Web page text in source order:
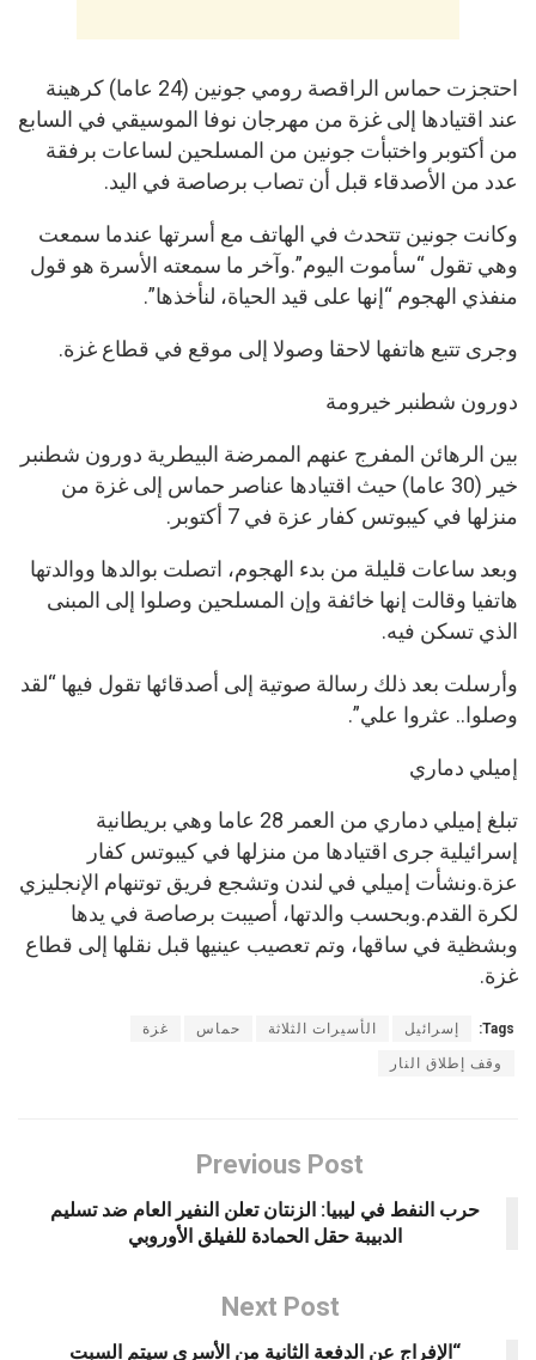
احتجزت حماس الراقصة رومي جونين (24 عاما) كرهينة
عند اقتيادها إلى غزة من مهرجان نوفا الموسيقي في السابع
من أكتوبر واختبأت جونين من المسلحين لساعات برفقة
عدد من الأصدقاء قبل أن تصاب برصاصة في اليد.
وكانت جونين تتحدث في الهاتف مع أسرتها عندما سمعت
وهي تقول “سأموت اليوم”.وآخر ما سمعته الأسرة هو قول
منفذي الهجوم “إنها على قيد الحياة، لنأخذها”.
وجرى تتبع هاتفها لاحقا وصولا إلى موقع في قطاع غزة.
دورون شطنبر خيرومة
بين الرهائن المفرج عنهم الممرضة البيطرية دورون شطنبر
خير (30 عاما) حيث اقتيادها عناصر حماس إلى غزة من
منزلها في كيبوتس كفار عزة في 7 أكتوبر.
وبعد ساعات قليلة من بدء الهجوم، اتصلت بوالدها ووالدتها
هاتفيا وقالت إنها خائفة وإن المسلحين وصلوا إلى المبنى
الذي تسكن فيه.
وأرسلت بعد ذلك رسالة صوتية إلى أصدقائها تقول فيها “لقد
وصلوا.. عثروا علي”.
إميلي دماري
تبلغ إميلي دماري من العمر 28 عاما وهي بريطانية
إسرائيلية جرى اقتيادها من منزلها في كيبوتس كفار
عزة.ونشأت إميلي في لندن وتشجع فريق توتنهام الإنجليزي
لكرة القدم.وبحسب والدتها، أصيبت برصاصة في يدها
وبشظية في ساقها، وتم تعصيب عينيها قبل نقلها إلى قطاع
غزة.
Tags: إسرائيل الأسيرات الثلاثة حماس غزة
وقف إطلاق النار
Previous Post
حرب النفط في ليبيا: الزنتان تعلن النفير العام ضد تسليم
الدبيبة حقل الحمادة للفيلق الأوروبي
Next Post
“الإفراج عن الدفعة الثانية من الأسرى سيتم السبت